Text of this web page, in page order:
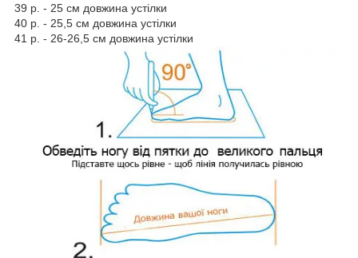
39 р. - 25 см довжина устілки
40 р. - 25,5 см довжина устілки
41 р. - 26-26,5 см довжина устілки